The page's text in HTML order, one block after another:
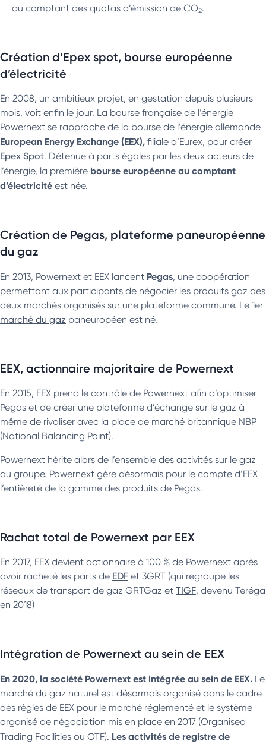
au comptant des quotas d’émission de CO2.
Création d’Epex spot, bourse européenne
d’électricité
En 2008, un ambitieux projet, en gestation depuis plusieurs
mois, voit enfin le jour. La bourse française de l’énergie
Powernext se rapproche de la bourse de l’énergie allemande
European Energy Exchange (EEX), filiale d’Eurex, pour créer
Epex Spot. Détenue à parts égales par les deux acteurs de
l’énergie, la première bourse européenne au comptant
d’électricité est née.
Création de Pegas, plateforme paneuropéenne
du gaz
En 2013, Powernext et EEX lancent Pegas, une coopération
permettant aux participants de négocier les produits gaz des
deux marchés organisés sur une plateforme commune. Le 1er
marché du gaz paneuropéen est né.
EEX, actionnaire majoritaire de Powernext
En 2015, EEX prend le contrôle de Powernext afin d’optimiser
Pegas et de créer une plateforme d’échange sur le gaz à
même de rivaliser avec la place de marché britannique NBP
(National Balancing Point).
Powernext hérite alors de l’ensemble des activités sur le gaz
du groupe. Powernext gère désormais pour le compte d’EEX
l’entièreté de la gamme des produits de Pegas.
Rachat total de Powernext par EEX
En 2017, EEX devient actionnaire à 100 % de Powernext après
avoir racheté les parts de EDF et 3GRT (qui regroupe les
réseaux de transport de gaz GRTGaz et TIGF, devenu Teréga
en 2018)
Intégration de Powernext au sein de EEX
En 2020, la société Powernext est intégrée au sein de EEX. Le
marché du gaz naturel est désormais organisé dans le cadre
des règles de EEX pour le marché réglementé et le système
organisé de négociation mis en place en 2017 (Organised
Trading Facilities ou OTF). Les activités de registre de